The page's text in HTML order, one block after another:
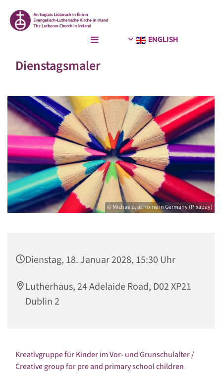
ENGLISH
Dienstagsmaler
© Michaela, at home in Germany (Pixabay)
Dienstag, 18. Januar 2028, 15:30 Uhr
Lutherhaus, 24 Adelaide Road, D02 XP21
Dublin 2
Kreativgruppe für Kinder im Vor- und Grunschulalter /
Creative group for pre and primary school children